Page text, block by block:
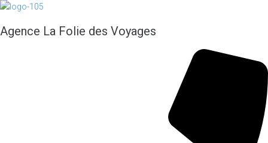
Aller
contenu
Agence La Folie des Voyages